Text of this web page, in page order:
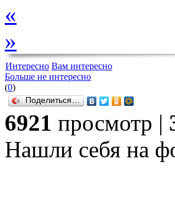
«
»
Интересно Вам интересно
Больше не интересно
(0)
Поделиться…
6921 просмотр |
Нашли себя на